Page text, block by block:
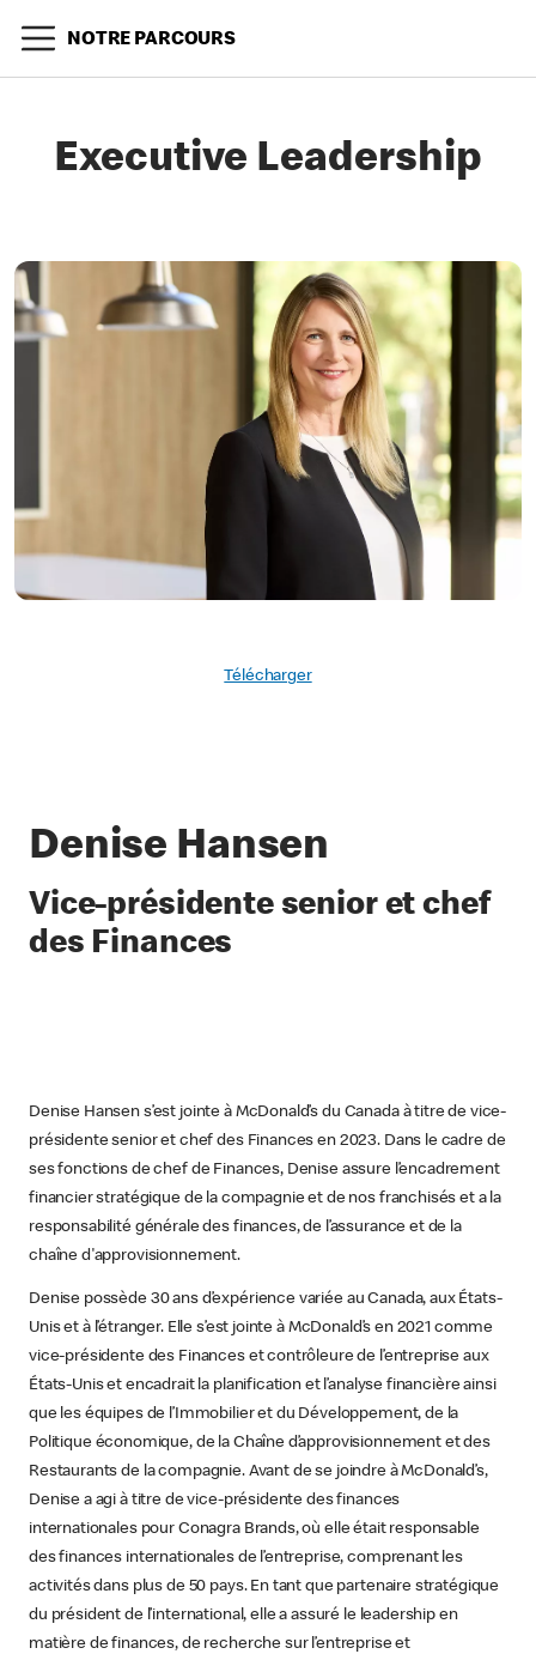
NOTRE PARCOURS
Executive Leadership
Télécharger
Denise Hansen
Vice-présidente senior et chef
des Finances
Denise Hansen s’est jointe à McDonald’s du Canada à titre de vice-
présidente senior et chef des Finances en 2023. Dans le cadre de
ses fonctions de chef de Finances, Denise assure l’encadrement
financier stratégique de la compagnie et de nos franchisés et a la
responsabilité générale des finances, de l’assurance et de la
chaîne d'approvisionnement.
Denise possède 30 ans d’expérience variée au Canada, aux États-
Unis et à l’étranger. Elle s’est jointe à McDonald’s en 2021 comme
vice-présidente des Finances et contrôleure de l’entreprise aux
États-Unis et encadrait la planification et l’analyse financière ainsi
que les équipes de l’Immobilier et du Développement, de la
Politique économique, de la Chaîne d’approvisionnement et des
Restaurants de la compagnie. Avant de se joindre à McDonald’s,
Denise a agi à titre de vice-présidente des finances
internationales pour Conagra Brands, où elle était responsable
des finances internationales de l’entreprise, comprenant les
activités dans plus de 50 pays. En tant que partenaire stratégique
du président de l’international, elle a assuré le leadership en
matière de finances, de recherche sur l’entreprise et